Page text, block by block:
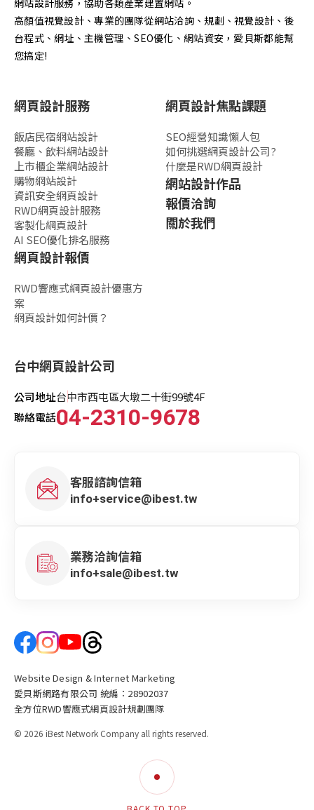
高顏值視覺設計、專業的團隊從網站洽詢、規劃、視覺設計、後
台程式、網址、主機管理、SEO優化、網站資安，愛貝斯都能幫
您搞定!
Website Design & Internet Marketing
愛貝斯網路有限公司 統編：28902037
全方位RWD響應式網頁設計規劃團隊
© 2026 iBest Network Company all rights reserved.
網頁設計服務
飯店民宿網站設計
餐廳、飲料網站設計
上市櫃企業網站設計
購物網站設計
資訊安全網頁設計
RWD網頁設計服務
客製化網頁設計
AI SEO優化排名服務
網頁設計報價
RWD響應式網頁設計優惠方
案
網頁設計如何計價？
網頁設計焦點課題
SEO經營知識懶人包
如何挑選網頁設計公司?
什麼是RWD網頁設計
網站設計作品
報價洽詢
關於我們
台中網頁設計公司
公司地址台中市西屯區大墩二十街99號4F
聯絡電話04-2310-9678
客服諮詢信箱
info+service@ibest.tw
業務洽詢信箱
info+sale@ibest.tw